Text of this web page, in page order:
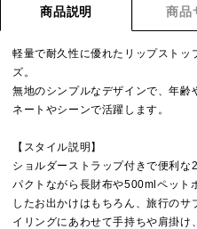
商品説明 商品
軽量で耐久性に優れたリップストッ
ズ。
無地のシンプルなデザインで、年齢
ネートやシーンで活躍します。
【スタイル説明】
ショルダーストラップ付きで便利
パクトながら長財布や500mlペット
したお出かけはもちろん、旅行の
イリングにあわせて手持ちや肩掛